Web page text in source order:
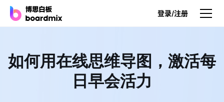
登录/注册
产品
博思白板
如何用在线思维导图，激活每
日早会活力